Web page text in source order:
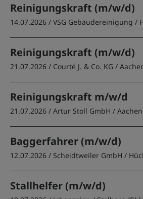
Reinigungskraft (m/w/d)
14.07.2026 / VSG Gebäudereinigung /
Reinigungskraft (m/w/d)
21.07.2026 / Courté J. & Co. KG /
Reinigungskraft m/w/d
21.07.2026 / Artur Stoll GmbH / Aachen
Baggerfahrer (m/w/d)
12.07.2026 / Scheidtweiler GmbH /
Stallhelfer (m/w/d)